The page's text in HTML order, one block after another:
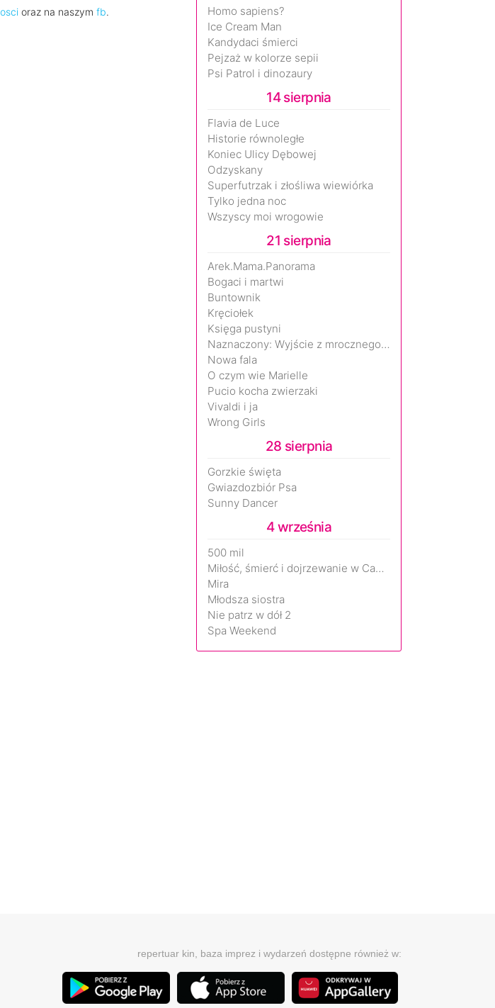
oraz na naszym fb.
Homo sapiens?
Ice Cream Man
Kandydaci śmierci
Pejzaż w kolorze sepii
Psi Patrol i dinozaury
14 sierpnia
Flavia de Luce
Historie równoległe
Koniec Ulicy Dębowej
Odzyskany
Superfutrzak i złośliwa wiewiórka
Tylko jedna noc
Wszyscy moi wrogowie
21 sierpnia
Arek.Mama.Panorama
Bogaci i martwi
Buntownik
Kręciołek
Księga pustyni
Naznaczony: Wyjście z mrocznego wymiaru
Nowa fala
O czym wie Marielle
Pucio kocha zwierzaki
Vivaldi i ja
Wrong Girls
28 sierpnia
Gorzkie święta
Gwiazdozbiór Psa
Sunny Dancer
4 września
500 mil
Miłość, śmierć i dojrzewanie w Camp Miasma
Mira
Młodsza siostra
Nie patrz w dół 2
Spa Weekend
repertuar kin, baza imprez i wydarzeń dostępne również w: